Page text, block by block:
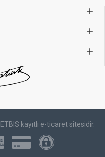
ETBIS kayıtlı e-ticaret sitesidir.